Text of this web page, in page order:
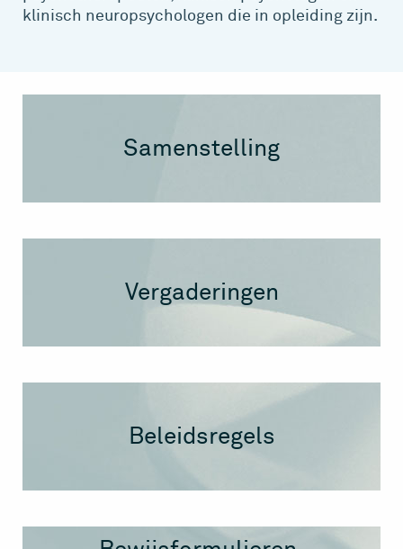
klinisch neuropsychologen die in opleiding zijn.
Samenstelling
Vergaderingen
Beleidsregels